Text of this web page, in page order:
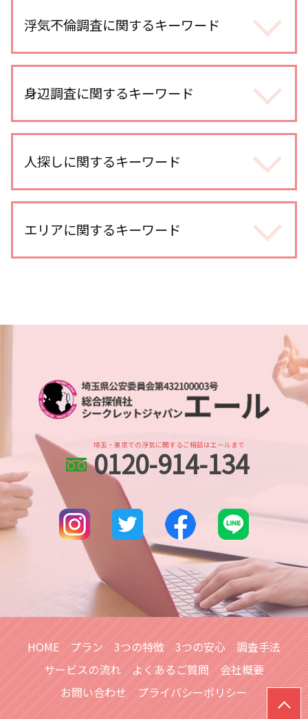
浮気不倫調査に関するキーワード
浮気調査 訴える
不倫調査 探偵 空振り
不倫相手 慰謝料 請求
マッチングアプリ 浮気
浮気調査 訴えられる
不倫 疑惑
不倫調査 依頼
浮気調査 期間
不倫 慰謝料 相場
身辺調査に関するキーワード
ストーカー被害 対策 探偵
婚前調査 割合
身辺調査 期間
dv被害 対策
身辺調査 どうやって 調べる
身辺調査 内定取り消し
身辺調査 意味
身辺調査 大企業
dv被害 対応
人探しに関するキーワード
生き別れ 会いたい
人探し どこまで
人探し 探偵事務所
人探し 名前だけ
人探し 見つからない
行方不明 人探し 調査
人探し どうやって
家出調査 人探し
所在調査 探偵
人探し 探偵 おすすめ
探偵 生き別れ 人探し
各種工作
人探し 情報
エリアに関するキーワード
北与野 身辺調査
武蔵浦和 身辺調査
埼玉県 信用調査
川越市 浮気不倫調査
埼玉県 浮気不倫調査
土呂 浮気不倫調査
川口市 line 調査
本川越的場 浮気不倫調査
川越 人探し
越谷市 浮気不倫調査
越谷市 身辺調査
埼玉県 各種調査
さいたま市 人探し
川口市 浮気不倫調査
土呂 人探し
埼玉・東京での浮気に関するご相談はエールまで
0120-914-134
HOME プラン 3つの特徴 3つの安心
調査手法
サービスの流れ
よくあるご質問
会社概要
お問い合わせ
プライバシーポリシー